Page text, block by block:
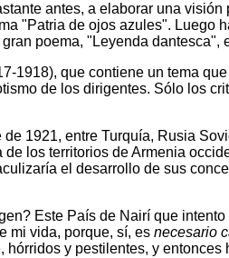
antes, a elaborar una
"Patria de ojos azules". Luego
poema, "Leyenda dantesca",
1918), que contiene un tema
de los dirigentes. Sólo los
1921, entre Turquía, Rusia
los territorios de Armenia
el desarrollo de sus
Este País de Nairí que
mi vida, porque, sí, es necesario
y pestilentes, y entonces